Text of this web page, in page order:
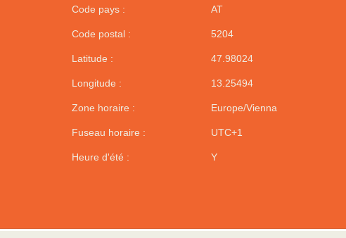
Code pays : AT
Code postal : 5204
Latitude : 47.98024
Longitude : 13.25494
Zone horaire : Europe/Vienna
Fuseau horaire : UTC+1
Heure d'été : Y